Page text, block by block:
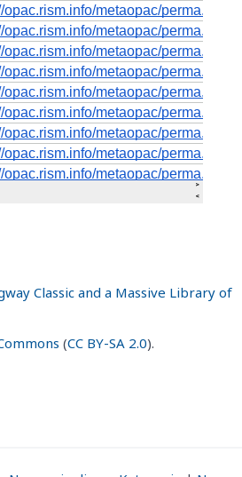
Classic and a Massive Library of
(CC BY-SA 2.0).